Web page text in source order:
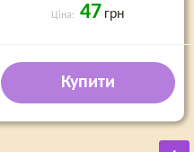
Ціна: 47 грн
Купити